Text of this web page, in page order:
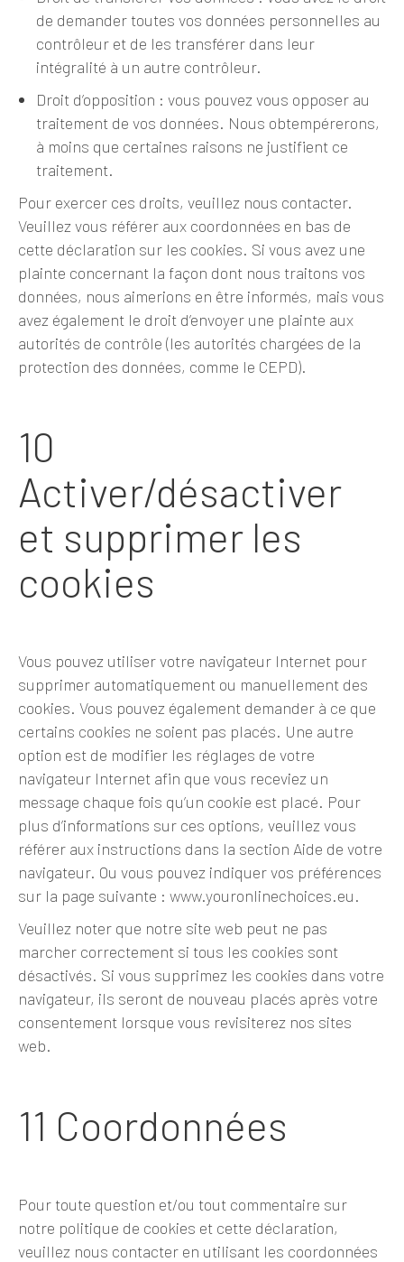
de demander toutes vos données personnelles au
contrôleur et de les transférer dans leur
intégralité à un autre contrôleur.
Droit d’opposition : vous pouvez vous opposer au
traitement de vos données. Nous obtempérerons,
à moins que certaines raisons ne justifient ce
traitement.
Pour exercer ces droits, veuillez nous contacter.
Veuillez vous référer aux coordonnées en bas de
cette déclaration sur les cookies. Si vous avez une
plainte concernant la façon dont nous traitons vos
données, nous aimerions en être informés, mais vous
avez également le droit d’envoyer une plainte aux
autorités de contrôle (les autorités chargées de la
protection des données, comme le CEPD).
10
Activer/désactiver
et supprimer les
cookies
Vous pouvez utiliser votre navigateur Internet pour
supprimer automatiquement ou manuellement des
cookies. Vous pouvez également demander à ce que
certains cookies ne soient pas placés. Une autre
option est de modifier les réglages de votre
navigateur Internet afin que vous receviez un
message chaque fois qu’un cookie est placé. Pour
plus d’informations sur ces options, veuillez vous
référer aux instructions dans la section Aide de votre
navigateur. Ou vous pouvez indiquer vos préférences
sur la page suivante : www.youronlinechoices.eu.
Veuillez noter que notre site web peut ne pas
marcher correctement si tous les cookies sont
désactivés. Si vous supprimez les cookies dans votre
navigateur, ils seront de nouveau placés après votre
consentement lorsque vous revisiterez nos sites
web.
11 Coordonnées
Pour toute question et/ou tout commentaire sur
notre politique de cookies et cette déclaration,
veuillez nous contacter en utilisant les coordonnées